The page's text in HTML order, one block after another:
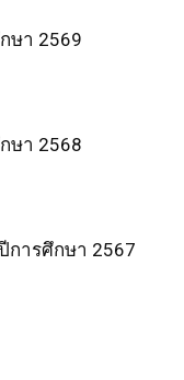
ษา 2569
ษา 2568
การศึกษา 2567